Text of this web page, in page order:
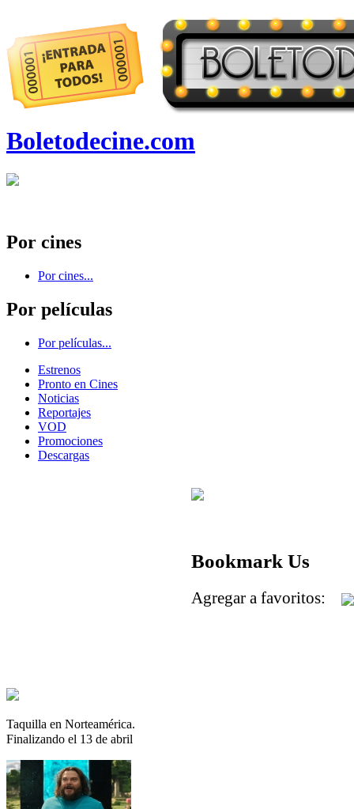
Boletodecine.com
Por cines
Por cines...
Por películas
Por películas...
Estrenos
Pronto en Cines
Noticias
Reportajes
VOD
Promociones
Descargas
Taquilla en Norteamérica.
Finalizando el 13 de abril
Bookmark Us
Agregar a favoritos: